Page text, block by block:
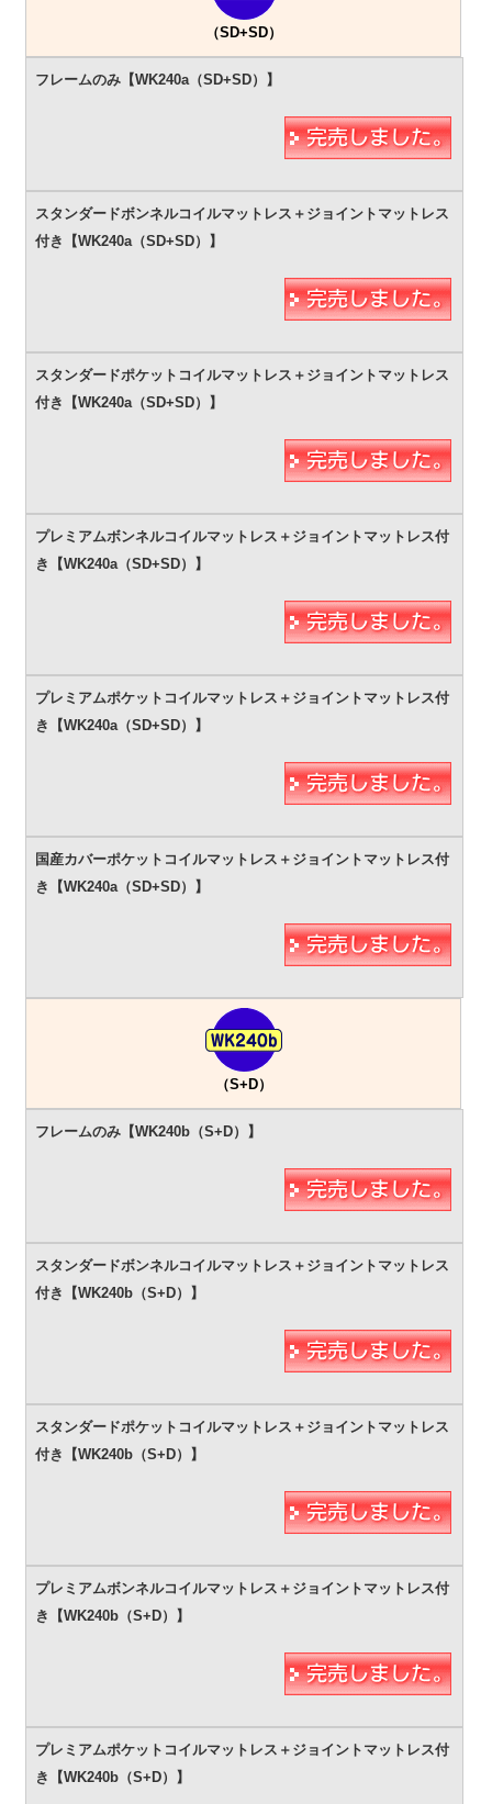
（SD+SD）
（S+D）